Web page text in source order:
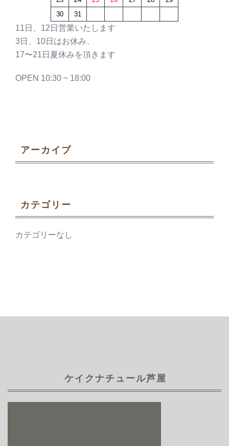
30
31
11日、12日営業いたします
3日、10日はお休み、
17〜21日夏休みを頂きます
OPEN 10:30 ~ 18:00
アーカイブ
カテゴリー
カテゴリーなし
ケイクナチュール芦屋